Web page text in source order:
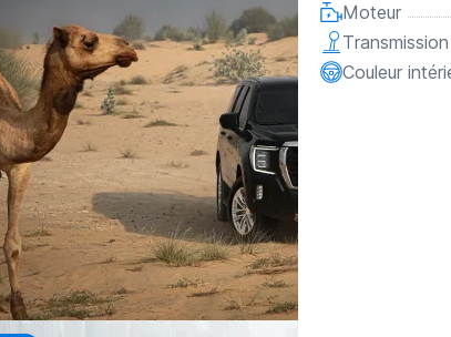
Moteur
Transmission
Couleur